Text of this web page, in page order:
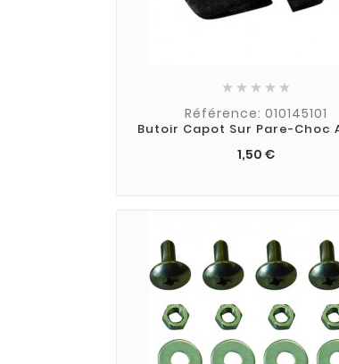
    
Référence: 010145101
Butoir Capot Sur Pare-Choc
1,50 €